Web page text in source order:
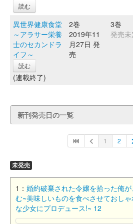
読む
異世界健康食堂
～アラサー栄養
士のセカンドラ
イフ～
読む
(連載終了)
2巻
2019年11
月27日 発
売
3巻
発売未
新刊発売日の一覧
1 2
未発売
1： 婚約破棄された令嬢を拾った俺
む~美味しいものを食べさせておし
な少女にプロデュース!~ 12